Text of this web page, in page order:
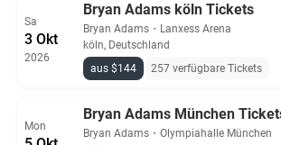
Sa
3 Okt
2026
Bryan Adams köln Tickets
Bryan Adams ・ Lanxess Arena
köln, Deutschland
aus $144
257 verfügbare Tickets
Mon
Bryan Adams München
Bryan Adams ・ Olympiahalle München